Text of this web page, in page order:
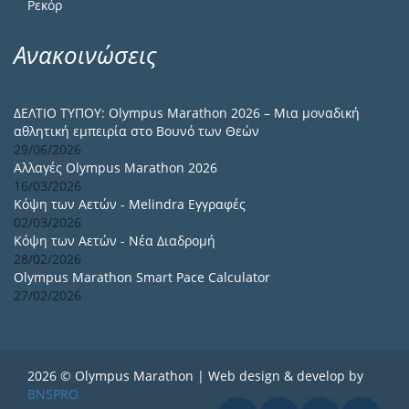
Ρεκόρ
Ανακοινώσεις
ΔΕΛΤΙΟ ΤΥΠΟΥ: Olympus Marathon 2026 – Μια μοναδική
αθλητική εμπειρία στο Βουνό των Θεών
29/06/2026
Αλλαγές Olympus Marathon 2026
16/03/2026
Κόψη των Αετών - Melindra Εγγραφές
02/03/2026
Κόψη των Αετών - Νέα Διαδρομή
28/02/2026
Olympus Marathon Smart Pace Calculator
27/02/2026
2026 © Olympus Marathon | Web design & develop by
BNSPRO